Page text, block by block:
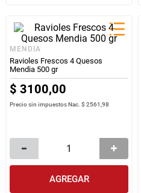
MENDIA
Ravioles Frescos 4 Quesos
Mendia 500 gr
$ 3100,00
Precio sin impuestos Nac.$ 2561,98
AGREGAR